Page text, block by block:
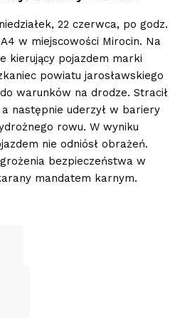
22 czerwca, po godz.
w miejscowości Mirocin. Na
kierujący pojazdem marki
powiatu jarosławskiego
warunków na drodze. Stracił
następnie uderzył w bariery
rowu. W wyniku
nie odniósł obrażeń.
bezpieczeństwa w
mandatem karnym.